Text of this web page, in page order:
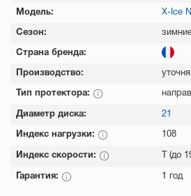
Модель: X-Ice
Сезон:
Страна бренда:
Производство:
Тип протектора:
Диаметр диска: 21
Индекс нагрузки: 108
Индекс скорости: T (до
Гарантия: 1 год